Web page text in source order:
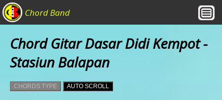
Chord Band
Chord Gitar Dasar Didi Kempot -
Stasiun Balapan
CHORDS TYPE AUTO SCROLL